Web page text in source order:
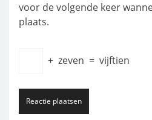
voor de volgende keer
plaats.
+ zeven = vijftien